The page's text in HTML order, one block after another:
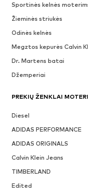
Sportinės kelnės
Žieminės striukės
Odinės kelnės
Megztos kepurės Calvin
Dr. Martens batai
Džemperiai
PREKIŲ ŽENKLAI
Diesel
ADIDAS PERFORMANCE
ADIDAS ORIGINALS
Calvin Klein Jeans
TIMBERLAND
Edited